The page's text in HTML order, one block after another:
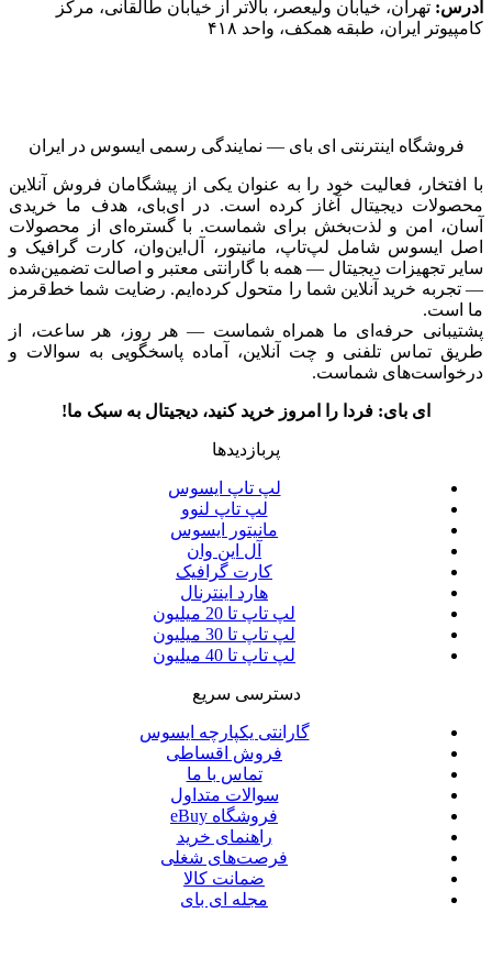
آدرس: تهران، خیابان ولیعصر، بالاتر از خیابان طالقانی، مرکز
کامپیوتر ایران، طبقه همکف، واحد ۴۱۸
فروشگاه اینترنتی ای‌ بای — نمایندگی رسمی ایسوس در ایران
با افتخار، فعالیت خود را به عنوان یکی از پیشگامان فروش آنلاین
محصولات دیجیتال آغاز کرده است. در ای‌بای، هدف ما خریدی
آسان، امن و لذت‌بخش برای شماست. با گستره‌ای از محصولات
اصل ایسوس شامل لپ‌تاپ، مانیتور، آل‌این‌وان، کارت گرافیک و
سایر تجهیزات دیجیتال — همه با گارانتی معتبر و اصالت تضمین‌شده
— تجربه خرید آنلاین شما را متحول کرده‌ایم. رضایت شما خط‌قرمز
ما است.
پشتیبانی حرفه‌ای ما همراه شماست — هر روز، هر ساعت، از
طریق تماس تلفنی و چت آنلاین، آماده پاسخگویی به سوالات و
درخواست‌های شماست.
ای بای: فردا را امروز خرید کنید، دیجیتال به سبک ما!
پربازدیدها
لپ تاپ ایسوس
لپ تاپ لنوو
مانیتور ایسوس
آل این وان
کارت گرافیک
هارد اینترنال
لپ تاپ تا 20 میلیون
لپ تاپ تا 30 میلیون
لپ تاپ تا 40 میلیون
دسترسی سریع
گارانتی یکپارچه ایسوس
فروش اقساطی
تماس با ما
سوالات متداول
فروشگاه eBuy
راهنمای خرید
فرصت‌های شغلی
ضمانت کالا
مجله ای بای